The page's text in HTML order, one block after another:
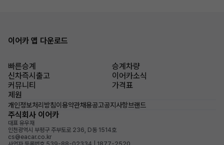
이어카 앱 다운로드
빠른승계
승계차량
신차즉시출고
이어카소식
커뮤니티
가격표
제원
개인정보처리방침이용약관채용공고공지사항브랜드
주식회사 이어카
대표 유우재
인천광역시 부평구 주부토로 236, D동 1514호
cs@eacar.co.kr